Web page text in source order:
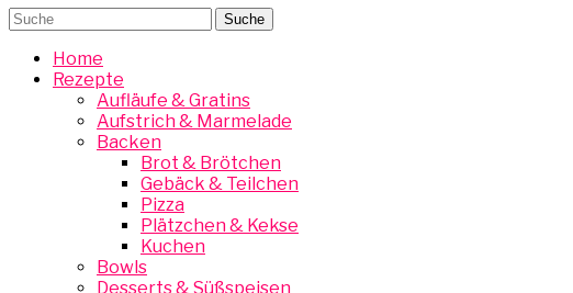
Home
Rezepte
Aufläufe & Gratins
Aufstrich & Marmelade
Backen
Brot & Brötchen
Gebäck & Teilchen
Pizza
Plätzchen & Kekse
Kuchen
Bowls
Desserts & Süßspeisen